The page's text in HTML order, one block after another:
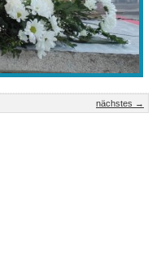
nächstes →